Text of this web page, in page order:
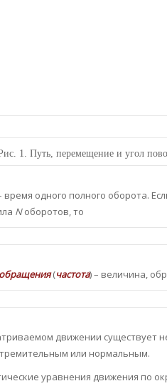
1. Путь, перемещение и угол
время одного полного оборота.
Nоборотов, то
(частота) – величина,
движении существует
или нормальным.
уравнения движения по